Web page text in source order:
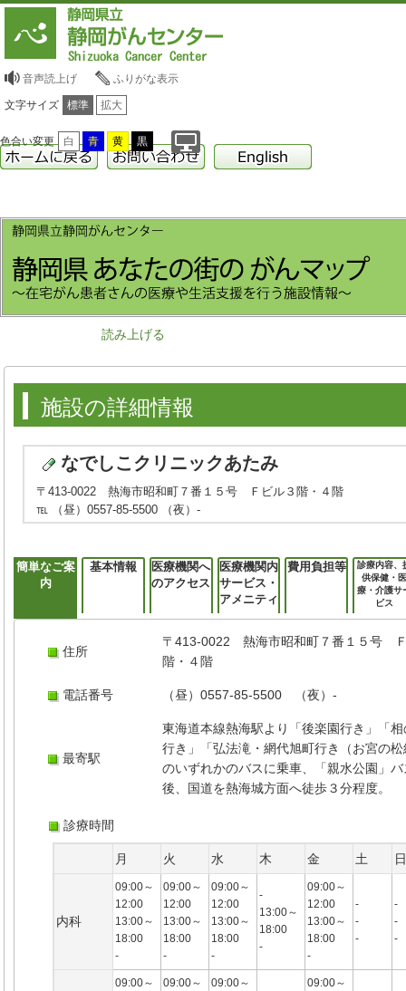
音声読上げ ふりがな表示
文字サイズ 標準 拡大
色合い変更 白 青 黄 黒
読み上げる
施設の詳細情報
なでしこクリニックあたみ
〒413-0022 熱海市昭和町７番１５号 Ｆビル３階・４階
℡ （昼）0557-85-5500 （夜）-
簡単なご案
内
基本情報
医療機関へ
のアクセス
医療機関内
サービス・
アメニティ
費用負担等
診療内容、
供保健・
療・介護サ
ビス
住所
〒413-0022 熱海市昭和町７番１５号
階・４階
電話番号 （昼）0557-85-5500 （夜）-
最寄駅
東海道本線熱海駅より「後楽園行き」「
行き」「弘法滝・網代旭町行き（お宮の
のいずれかのバスに乗車、「親水公園」
後、国道を熱海城方面へ徒歩３分程度。
診療時間
月 火 水 木 金 土
内科
09:00～
12:00
13:00～
18:00
-
09:00～
12:00
13:00～
18:00
-
09:00～
12:00
13:00～
18:00
-
-
13:00～
18:00
-
09:00～
12:00
13:00～
18:00
-
-
-
-
-
-
-
09:00～
09:00～
09:00～
09:00～